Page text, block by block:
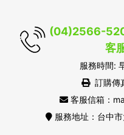
(04)2566-
客
服務時間:
訂購傳
客服信箱：
服務地址：台中